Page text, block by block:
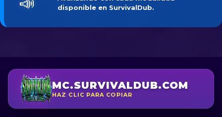
disponible en SurvivalDub.
MC.SURVIVALDUB.COM
HAZ CLIC PARA COPIAR